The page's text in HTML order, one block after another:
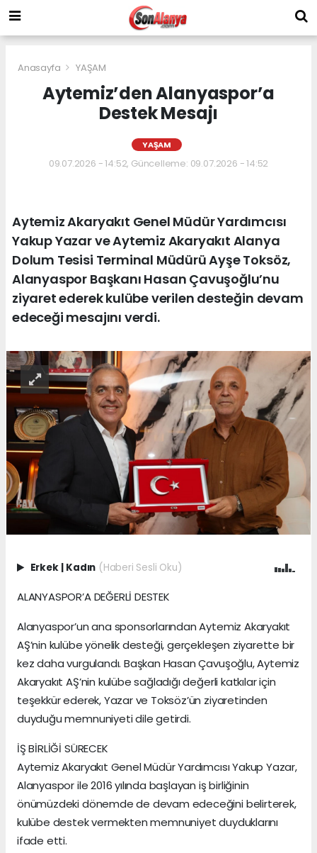
Anasayfa YAŞAM
Aytemiz’den Alanyaspor’a
Destek Mesajı
YAŞAM
09.07.2026 - 14:52, Güncelleme: 09.07.2026 - 14:52
Aytemiz Akaryakıt Genel Müdür Yardımcısı
Yakup Yazar ve Aytemiz Akaryakıt Alanya
Dolum Tesisi Terminal Müdürü Ayşe Toksöz,
Alanyaspor Başkanı Hasan Çavuşoğlu’nu
ziyaret ederek kulübe verilen desteğin devam
edeceği mesajını verdi.
Erkek | Kadın (Haberi Sesli Oku)
ALANYASPOR’A DEĞERLİ DESTEK
Alanyaspor’un ana sponsorlarından Aytemiz Akaryakıt
AŞ’nin kulübe yönelik desteği, gerçekleşen ziyarette bir
kez daha vurgulandı. Başkan Hasan Çavuşoğlu, Aytemiz
Akaryakıt AŞ’nin kulübe sağladığı değerli katkılar için
teşekkür ederek, Yazar ve Toksöz’ün ziyaretinden
duyduğu memnuniyeti dile getirdi.
İŞ BİRLİĞİ SÜRECEK
Aytemiz Akaryakıt Genel Müdür Yardımcısı Yakup Yazar,
Alanyaspor ile 2016 yılında başlayan iş birliğinin
önümüzdeki dönemde de devam edeceğini belirterek,
kulübe destek vermekten memnuniyet duyduklarını
ifade etti.